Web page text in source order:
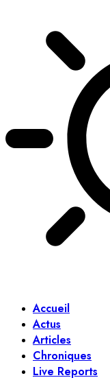
Accueil
Actus
Articles
Chroniques
Live Reports